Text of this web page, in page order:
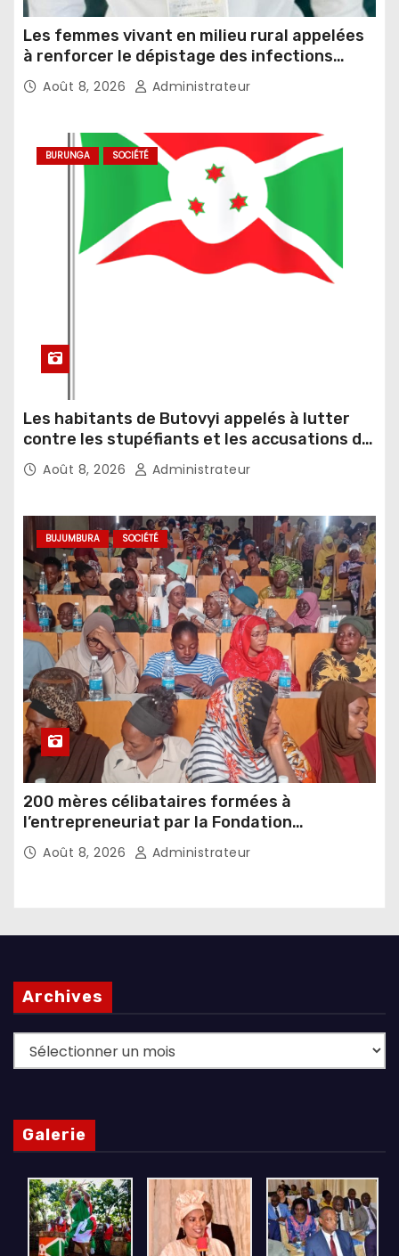
Les femmes vivant en milieu rural appelées
à renforcer le dépistage des infections
sexuellement transmissibles
Août 8, 2026 Administrateur
BURUNGA SOCIÉTÉ
Les habitants de Butovyi appelés à lutter
contre les stupéfiants et les accusations de
sorcellerie
Août 8, 2026 Administrateur
BUJUMBURA SOCIÉTÉ
200 mères célibataires formées à
l’entrepreneuriat par la Fondation
Umugiraneza et l’OPDD
Août 8, 2026 Administrateur
Archives
Archives
Galerie